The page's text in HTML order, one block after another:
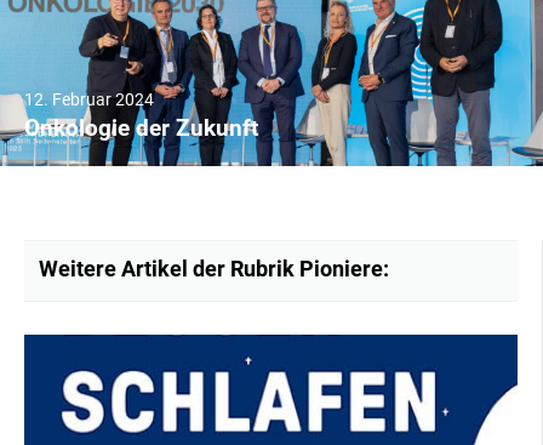
12. Februar 2024
Onkologie der Zukunft
Weitere Artikel der Rubrik Pioniere: